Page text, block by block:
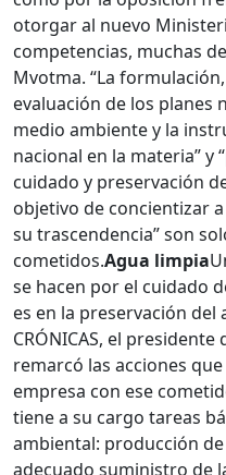
otorgar al nuevo
competencias, muchas
Mvotma. “La
evaluación de los planes
medio ambiente y la
nacional en la materia” y
cuidado y preservación
objetivo de concientizar
su trascendencia” son
cometidos.Agua limpia
se hacen por el cuidado
es en la preservación del
CRÓNICAS, el presidente
remarcó las acciones
empresa con ese
tiene a su cargo tareas
ambiental: producción
adecuado suministro de